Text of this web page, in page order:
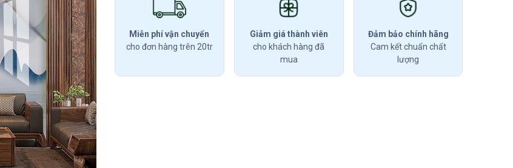
Miễn phí vận chuyển
cho đơn hàng trên 20tr
Giảm giá thành viên
cho khách hàng đã
mua
Đảm bảo chính hãng
Cam kết chuẩn chất
lượng